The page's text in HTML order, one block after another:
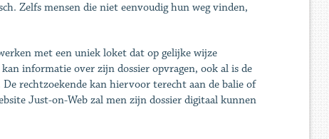
Zelfs mensen die niet eenvoudig hun weg vinden,
met een uniek loket dat op gelijke wijze
informatie over zijn dossier opvragen, ook al is de
rechtzoekende kan hiervoor terecht aan de balie of
Just-on-Web zal men zijn dossier digitaal kunnen